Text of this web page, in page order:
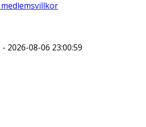
- 2026-08-06 23:00:59